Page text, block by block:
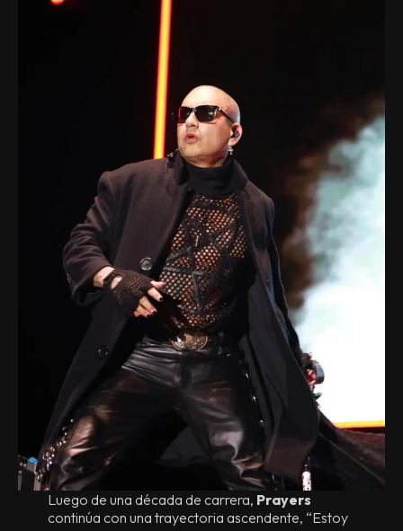
Luego de una década de carrera, Prayers
continúa con una trayectoria ascendente, “Estoy